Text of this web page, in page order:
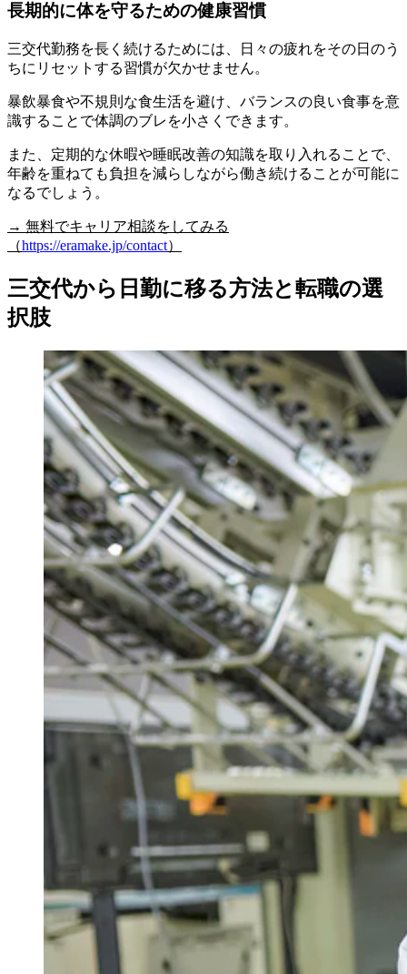
長期的に体を守るための健康習慣
三交代勤務を長く続けるためには、日々の疲れをその日のう
ちにリセットする習慣が欠かせません。
暴飲暴食や不規則な食生活を避け、バランスの良い食事を意
識することで体調のブレを小さくできます。
また、定期的な休暇や睡眠改善の知識を取り入れることで、
年齢を重ねても負担を減らしながら働き続けることが可能に
なるでしょう。
→ 無料でキャリア相談をしてみる
（https://eramake.jp/contact）
三交代から日勤に移る方法と転職の選
択肢